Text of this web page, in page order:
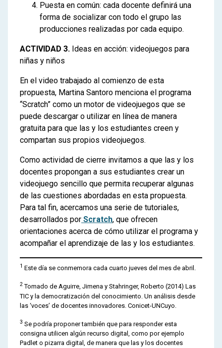
Puesta en común: cada docente definirá una
forma de socializar con todo el grupo las
producciones realizadas por cada equipo.
ACTIVIDAD 3. Ideas en acción: videojuegos para
niñas y niños
En el video trabajado al comienzo de esta
propuesta, Martina Santoro menciona el programa
“Scratch” como un motor de videojuegos que se
puede descargar o utilizar en línea de manera
gratuita para que las y los estudiantes creen y
compartan sus propios videojuegos.
Como actividad de cierre invitamos a que las y los
docentes propongan a sus estudiantes crear un
videojuego sencillo que permita recuperar algunas
de las cuestiones abordadas en esta propuesta.
Para tal fin, acercamos una serie de tutoriales,
desarrollados por Scratch, que ofrecen
orientaciones acerca de cómo utilizar el programa y
acompañar el aprendizaje de las y los estudiantes.
1 Este día se conmemora cada cuarto jueves del mes de abril.
2Tomado de Aguirre, Jimena y Stahringer, Roberto (2014) Las
TIC y la democratización del conocimiento. Un análisis desde
las ‘voces’ de docentes innovadores. Conicet-UNCuyo.
3 Se podría proponer también que para responder esta
consigna utilicen algún recurso digital, como por ejemplo
Padlet o pizarra digital, de manera que las y los docentes